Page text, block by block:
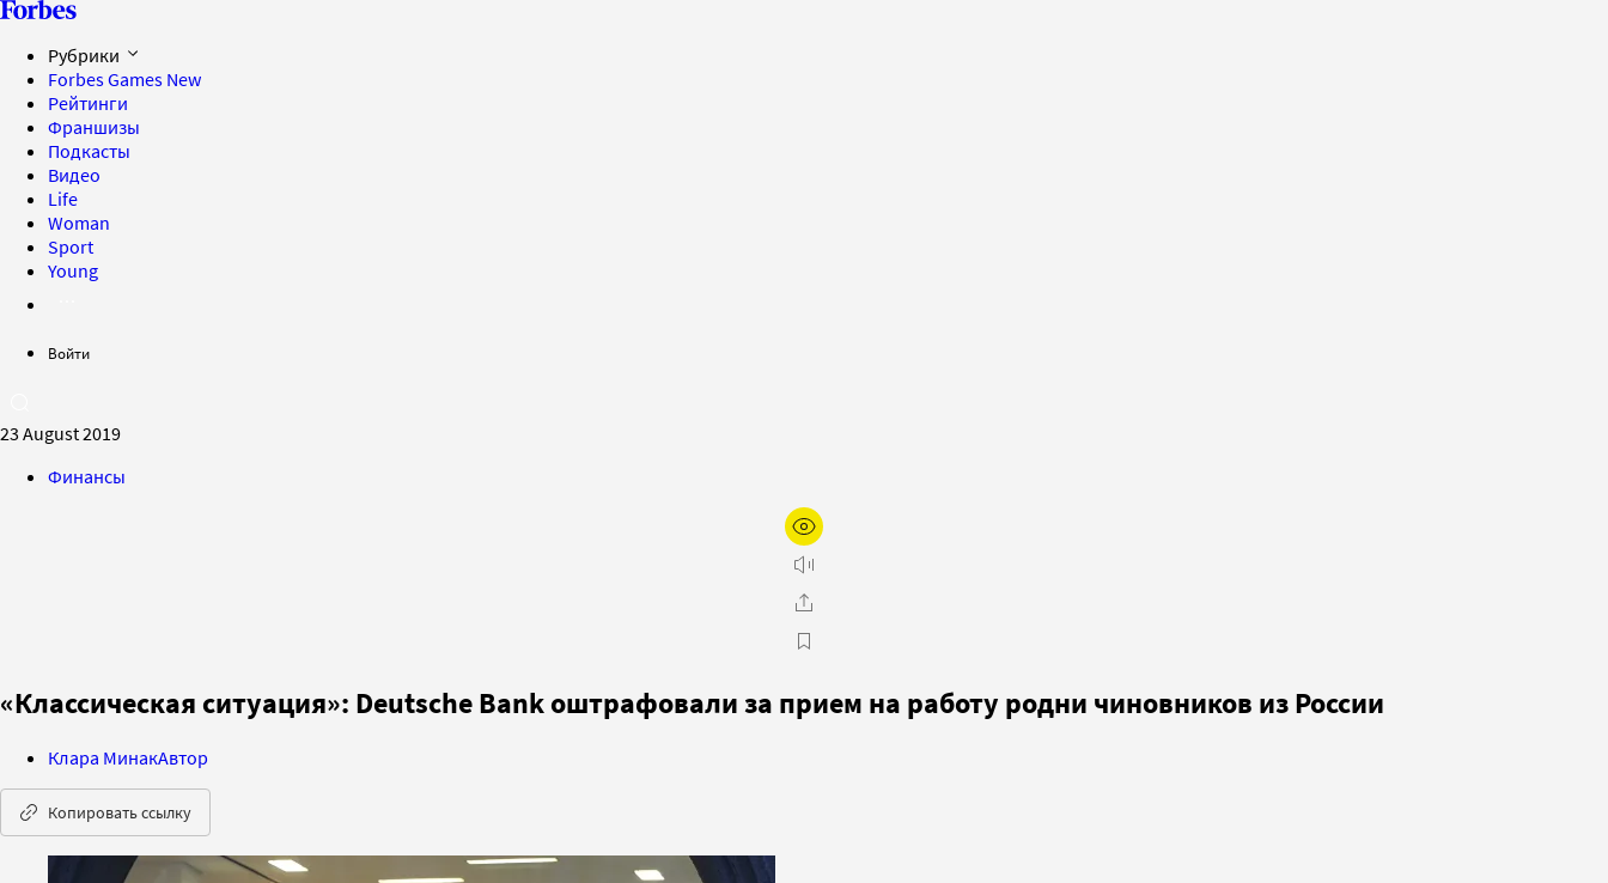
Рубрики
Forbes Games New
Рейтинги
Франшизы
Подкасты
Видео
Life
Woman
Sport
Young
Войти
23 August 2019
Финансы
«Классическая ситуация»: Deutsche Bank оштрафовали за прием на работу родни чиновников из России
Клара МинакАвтор
Копировать ссылку